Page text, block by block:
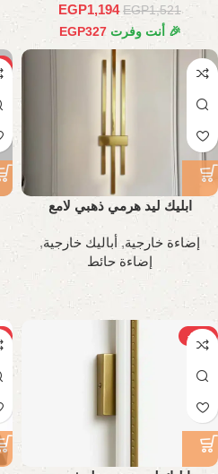
EGP1,521
EGP1,194
🎉 أنت وفرت EGP327
ابليك ليد هرمي ذهبي لامع
إضاءة خارجية, أباليك خارجية,
إضاءة حائط
-25%